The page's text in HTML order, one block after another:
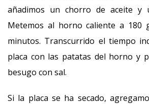
añadimos un chorro de aceite y
Metemos al horno caliente a 180
minutos. Transcurrido el tiempo
placa con las patatas del horno y
besugo con sal.
Si la placa se ha secado,